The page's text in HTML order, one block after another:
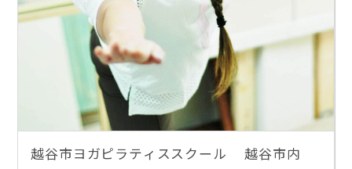
越谷市ヨガピラティススクール 越谷市内